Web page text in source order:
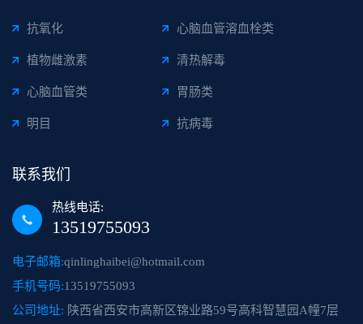
抗氧化 心脑血管溶血栓类
植物雌激素 清热解毒
心脑血管类 胃肠类
明目 抗病毒
联系我们
热线电话:
13519755093
电子邮箱:qinlinghaibei@hotmail.com
手机号码:13519755093
公司地址: 陕西省西安市高新区锦业路59号高科智慧园A幢7层